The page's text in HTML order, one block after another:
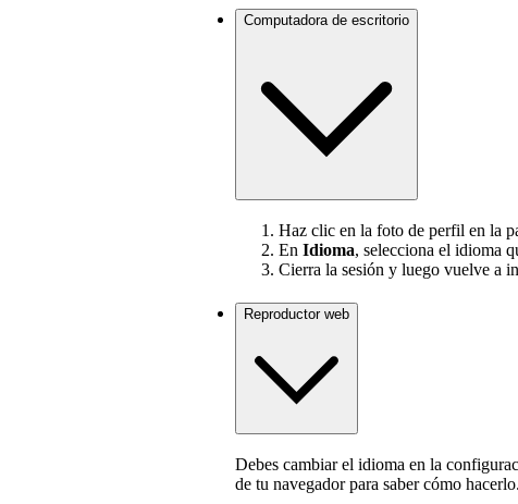
Computadora de escritorio
Haz clic en la foto de perfil en la
En Idioma, selecciona el idioma
Cierra la sesión y luego vuelve a
Reproductor web
Debes cambiar el idioma en la
de tu navegador para saber cómo hacerlo.